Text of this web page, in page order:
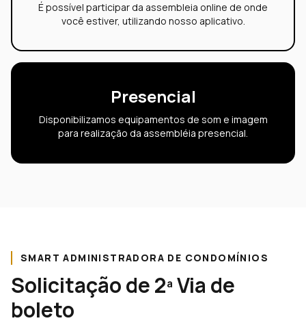
É possível participar da assembleia online de onde
você estiver, utilizando nosso aplicativo.
Presencial
Disponibilizamos equipamentos de som e imagem
para realização da assembléia presencial.
SMART ADMINISTRADORA DE CONDOMÍNIOS
Solicitação de 2ª Via de
boleto